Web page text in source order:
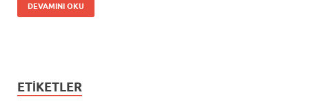
DEVAMINI OKU
ETIKETLER